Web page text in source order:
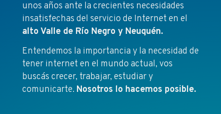
unos años ante la crecientes necesidades
insatisfechas del servicio de Internet en el
alto Valle de Río Negro y Neuquén.
Entendemos la importancia y la necesidad de
tener internet en el mundo actual, vos
buscás crecer, trabajar, estudiar y
comunicarte. Nosotros lo hacemos posible.